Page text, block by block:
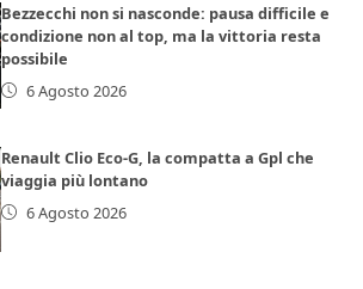
Bezzecchi non si nasconde: pausa difficile e
condizione non al top, ma la vittoria resta
possibile
6 Agosto 2026
Renault Clio Eco-G, la compatta a Gpl che
viaggia più lontano
6 Agosto 2026